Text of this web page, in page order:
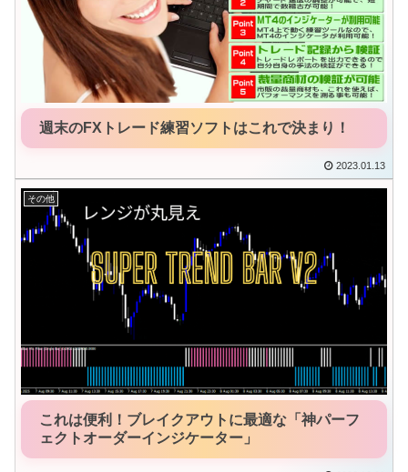
週末のFXトレード練習ソフトはこれで決まり！
2023.01.13
その他
これは便利！ブレイクアウトに最適な「神パーフ
ェクトオーダーインジケーター」